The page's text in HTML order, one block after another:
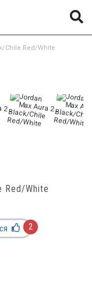
Chile Red/White
Red/White
2